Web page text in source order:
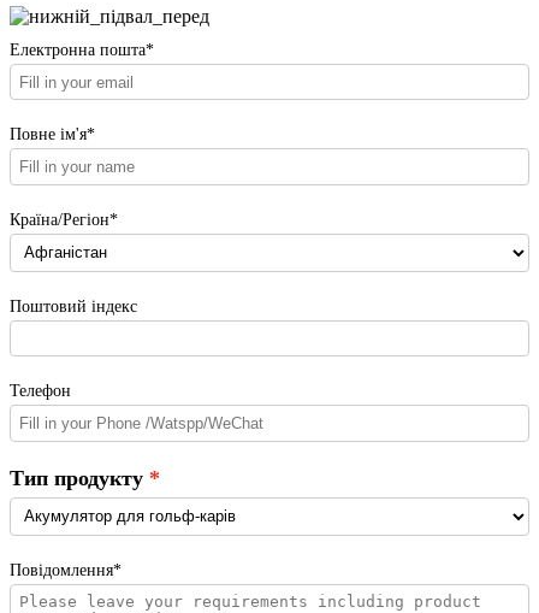
Електронна пошта*
Повне ім'я*
Країна/Регіон*
Поштовий індекс
Телефон
Тип продукту
Повідомлення*